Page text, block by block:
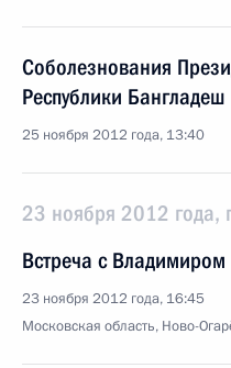
Соболезнования
Республики Бангладеш
25 ноября 2012 года, 13:40
23 ноября 2012 года,
Встреча с
23 ноября 2012 года, 16:45
Московская область, Ново-